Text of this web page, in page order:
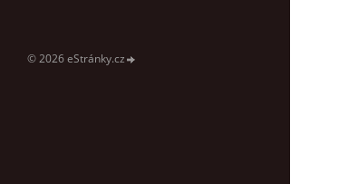
© 2026 eStránky.cz